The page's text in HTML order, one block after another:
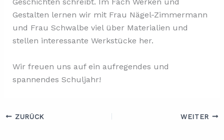
Gestalten lernen wir mit Frau Nägel-Zimmermann
und Frau Schwalbe viel über Materialien und
stellen interessante Werkstücke her.
Wir freuen uns auf ein aufregendes und
spannendes Schuljahr!
ZURÜCK WEITER